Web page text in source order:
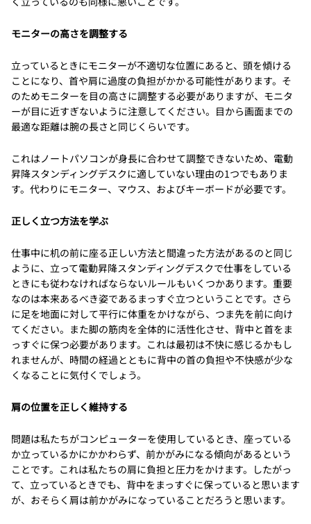
モニターの高さを調整する
立っているときにモニターが不適切な位置にあると、頭を傾ける
ことになり、首や肩に過度の負担がかかる可能性があります。そ
のためモニターを目の高さに調整する必要がありますが、モニタ
ーが目に近すぎないように注意してください。目から画面までの
最適な距離は腕の長さと同じくらいです。
これはノートパソコンが身長に合わせて調整できないため、電動
昇降スタンディングデスクに適していない理由の1つでもありま
す。代わりにモニター、マウス、およびキーボードが必要です。
正しく立つ方法を学ぶ
仕事中に机の前に座る正しい方法と間違った方法があるのと同じ
ように、立って電動昇降スタンディングデスクで仕事をしている
ときにも従わなければならないルールもいくつかあります。重要
なのは本来あるべき姿であるまっすぐ立つということです。さら
に足を地面に対して平行に体重をかけながら、つま先を前に向け
てください。また脚の筋肉を全体的に活性化させ、背中と首をま
っすぐに保つ必要があります。これは最初は不快に感じるかもし
れませんが、時間の経過とともに背中の首の負担や不快感が少な
くなることに気付くでしょう。
肩の位置を正しく維持する
問題は私たちがコンピューターを使用しているとき、座っている
か立っているかにかかわらず、前かがみになる傾向があるという
ことです。これは私たちの肩に負担と圧力をかけます。したがっ
て、立っているときでも、背中をまっすぐに保っていると思います
が、おそらく肩は前かがみになっていることだろうと思います。